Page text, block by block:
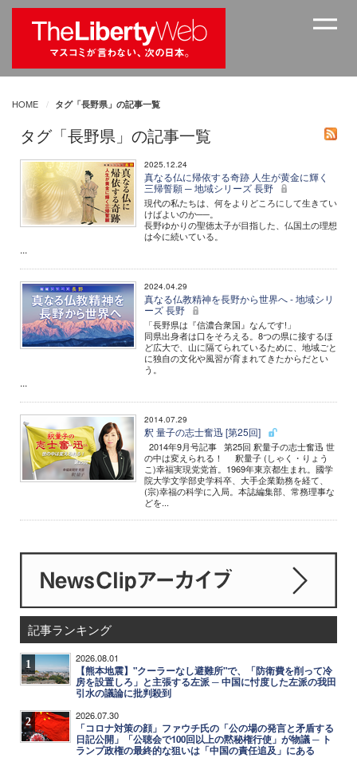
HOME タグ「長野県」の記事一覧
タグ「長野県」の記事一覧
2025.12.24
真なる仏に帰依する奇跡 人生が黄金に輝く
三帰誓願 ─ 地域シリーズ 長野
現代の私たちは、何をよりどころにして生きてい
けばよいのか──。
長野ゆかりの聖徳太子が目指した、仏国土の理想
は今に続いている。
...
2024.04.29
真なる仏教精神を長野から世界へ - 地域シリ
ーズ 長野
「長野県は『信濃合衆国』なんです!」
同県出身者は口をそろえる。8つの県に接するほ
ど広大で、山に隔てられているために、地域ごと
に独自の文化や風習が育まれてきたからだとい
う。
...
2014.07.29
釈 量子の志士奮迅 [第25回]
2014年9月号記事 第25回 釈量子の志士奮迅 世
の中は変えられる！ 釈量子 (しゃく・りょう
こ)幸福実現党党首。1969年東京都生まれ。國学
院大学文学部史学科卒、大手企業勤務を経て、
(宗)幸福の科学に入局。本誌編集部、常務理事な
どを...
記事ランキング
1 2026.08.01
【熊本地震】"クーラーなし避難所"で、「防衛費を削って冷
房を設置しろ」と主張する左派 ─ 中国に忖度した左派の我田
引水の議論に批判殺到
2 2026.07.30
「コロナ対策の顔」ファウチ氏の「公の場の発言と矛盾する
日記公開」「公聴会で100回以上の黙秘権行使」が物議 ─ ト
ランプ政権の最終的な狙いは「中国の責任追及」にある